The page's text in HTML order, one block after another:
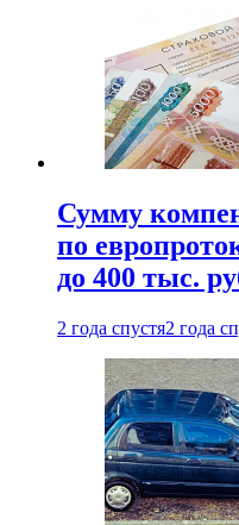
Сумму
по
до 400 тыс.
2 года спустя2 года